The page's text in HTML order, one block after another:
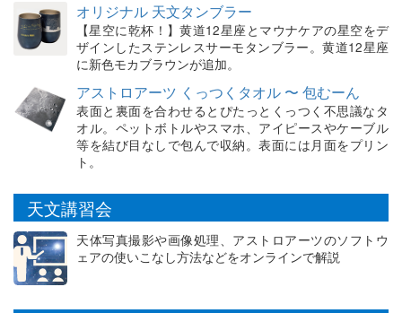
オリジナル 天文タンブラー
【星空に乾杯！】黄道12星座とマウナケアの星空をデ
ザインしたステンレスサーモタンブラー。黄道12星座
に新色モカブラウンが追加。
アストロアーツ くっつくタオル 〜 包むーん
表面と裏面を合わせるとぴたっとくっつく不思議なタ
オル。ペットボトルやスマホ、アイピースやケーブル
等を結び目なしで包んで収納。表面には月面をプリン
ト。
天文講習会
天体写真撮影や画像処理、アストロアーツのソフトウ
ェアの使いこなし方法などをオンラインで解説